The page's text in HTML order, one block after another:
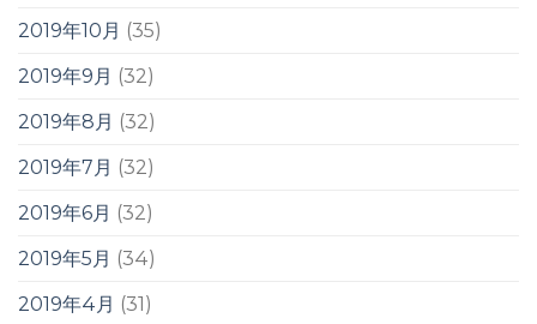
2019年10月 (35)
2019年9月 (32)
2019年8月 (32)
2019年7月 (32)
2019年6月 (32)
2019年5月 (34)
2019年4月 (31)